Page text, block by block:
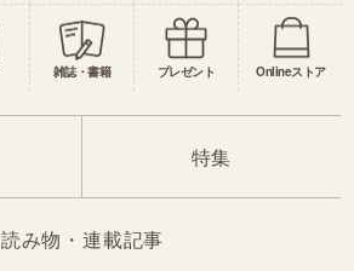
雑誌・書籍 プレゼント Onlineストア
特集
読み物・連載記事